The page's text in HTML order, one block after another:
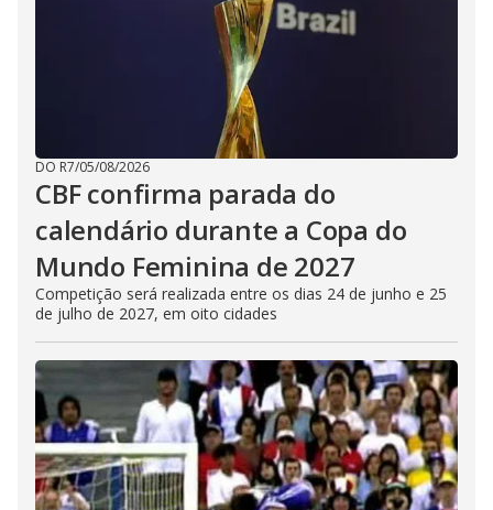
DO R7/05/08/2026
CBF confirma parada do
calendário durante a Copa do
Mundo Feminina de 2027
Competição será realizada entre os dias 24 de junho e 25
de julho de 2027, em oito cidades